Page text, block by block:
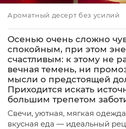
Ароматный десерт без усилий
Осенью очень сложно
спокойным, при этом
счастливым: к этому не
вечная темень, ни
мысли о предстоящей
Приходится искать
большим трепетом
Свечи, уютная, мягкая
вкусная еда — идеальный